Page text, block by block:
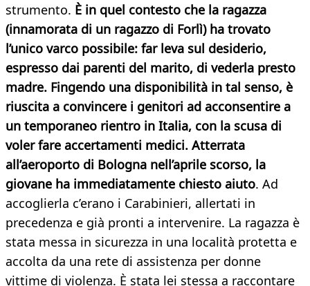
strumento. È in quel contesto che la ragazza
(innamorata di un ragazzo di Forlì) ha trovato
l’unico varco possibile: far leva sul desiderio,
espresso dai parenti del marito, di vederla presto
madre. Fingendo una disponibilità in tal senso, è
riuscita a convincere i genitori ad acconsentire a
un temporaneo rientro in Italia, con la scusa di
voler fare accertamenti medici. Atterrata
all’aeroporto di Bologna nell’aprile scorso, la
giovane ha immediatamente chiesto aiuto. Ad
accoglierla c’erano i Carabinieri, allertati in
precedenza e già pronti a intervenire. La ragazza è
stata messa in sicurezza in una località protetta e
accolta da una rete di assistenza per donne
vittime di violenza. È stata lei stessa a raccontare